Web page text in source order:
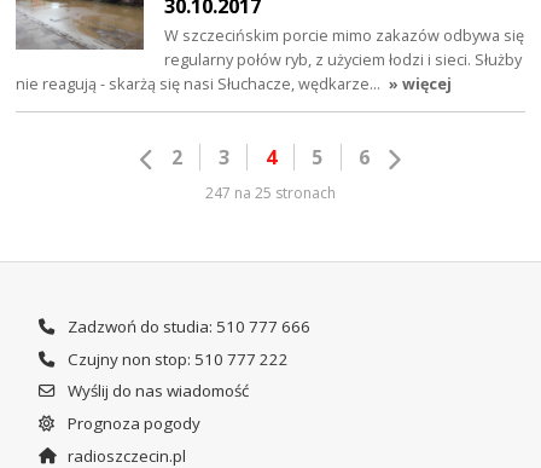
W szczecińskim porcie mimo zakazów odbywa się
regularny połów ryb, z użyciem łodzi i sieci. Służby
nie reagują - skarżą się nasi Słuchacze, wędkarze… » więcej
2 3 4 5 6
247 na 25 stronach
Zadzwoń do studia: 510 777 666
Czujny non stop: 510 777 222
Wyślij do nas wiadomość
Prognoza pogody
radioszczecin.pl